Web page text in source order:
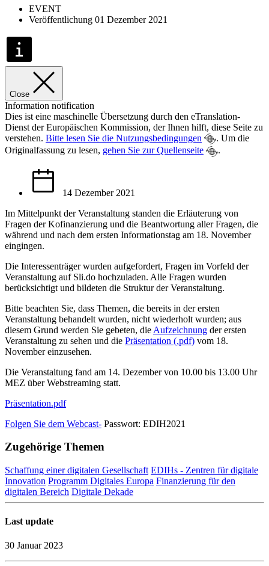
EVENT
Veröffentlichung 01 Dezember 2021
Close
Information notification
Dies ist eine maschinelle Übersetzung durch den eTranslation-
Dienst der Europäischen Kommission, der Ihnen hilft, diese Seite zu
verstehen. Bitte lesen Sie die Nutzungsbedingungen
. Um die
Originalfassung zu lesen, gehen Sie zur Quellenseite .
14 Dezember 2021
Im Mittelpunkt der Veranstaltung standen die Erläuterung von
Fragen der Kofinanzierung und die Beantwortung aller Fragen, die
während und nach dem ersten Informationstag am 18. November
eingingen.
Die Interessenträger wurden aufgefordert, Fragen im Vorfeld der
Veranstaltung auf Sli.do hochzuladen. Alle Fragen wurden
berücksichtigt und bildeten die Struktur der Veranstaltung.
Bitte beachten Sie, dass Themen, die bereits in der ersten
Veranstaltung behandelt wurden, nicht wiederholt wurden; aus
diesem Grund werden Sie gebeten, die Aufzeichnung der ersten
Veranstaltung zu sehen und die Präsentation (.pdf) vom 18.
November einzusehen.
Die Veranstaltung fand am 14. Dezember von 10.00 bis 13.00 Uhr
MEZ über Webstreaming statt.
Präsentation.pdf
Folgen Sie dem Webcast- Passwort: EDIH2021
Zugehörige Themen
Schaffung einer digitalen Gesellschaft EDIHs - Zentren für digitale
Innovation Programm Digitales Europa Finanzierung für den
digitalen Bereich Digitale Dekade
Last update
30 Januar 2023